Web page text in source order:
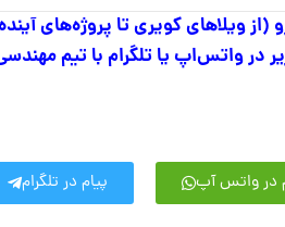
ویلاهای کویری تا پروژه‌های
در واتس‌اپ یا تلگرام با تیم
در واتس آپ پیام در تلگرام